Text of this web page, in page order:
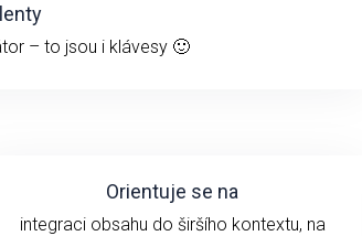
– to jsou i klávesy 🙂
Orientuje se na
integraci obsahu do širšího kontextu, na